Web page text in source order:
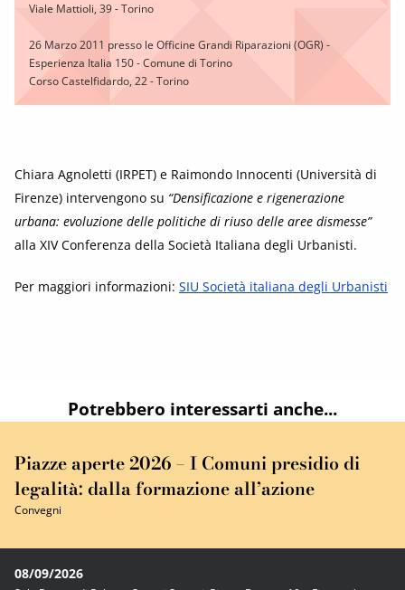
Viale Mattioli, 39 - Torino
26 Marzo 2011 presso le Officine Grandi Riparazioni (OGR) -
Esperienza Italia 150 - Comune di Torino
Corso Castelfidardo, 22 - Torino
Chiara Agnoletti (IRPET) e Raimondo Innocenti (Università di
Firenze) intervengono su “Densificazione e rigenerazione
urbana: evoluzione delle politiche di riuso delle aree dismesse”
alla XIV Conferenza della Società Italiana degli Urbanisti.
Per maggiori informazioni: SIU Società italiana degli Urbanisti
Potrebbero interessarti anche...
Piazze aperte 2026 – I Comuni presidio di
legalità: dalla formazione all’azione
Convegni
08/09/2026